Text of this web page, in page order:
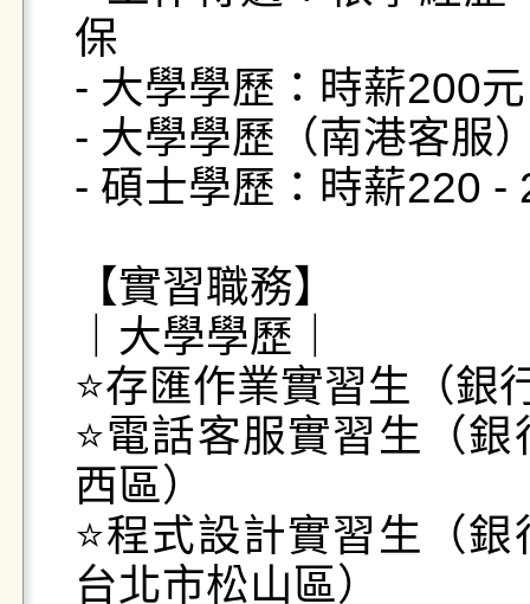
保
- 大學學歷：時薪200元
- 大學學歷（南港客服
- 碩士學歷：時薪220 -
【實習職務】
｜大學學歷｜
⭐️存匯作業實習生（銀
⭐️電話客服實習生（
西區）
⭐️程式設計實習生（
台北市松山區）